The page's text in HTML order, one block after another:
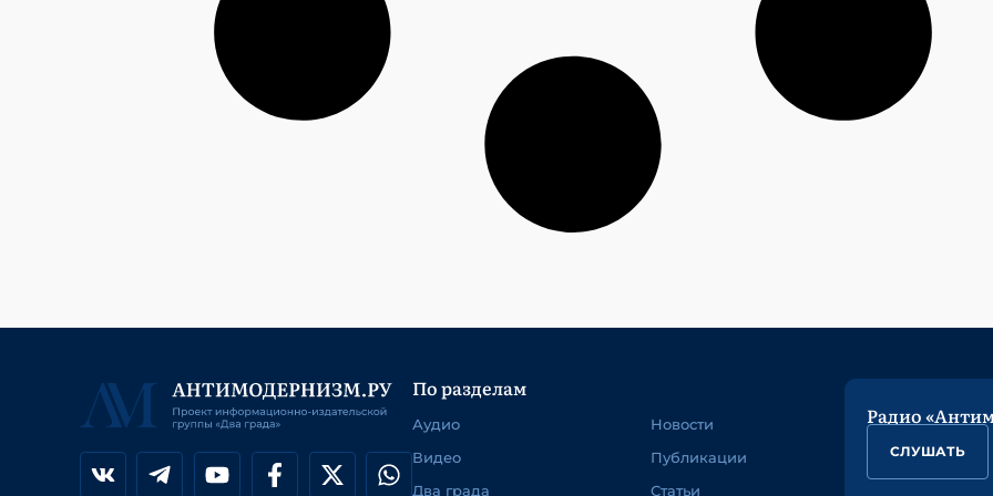
По разделам
Аудио
Видео
Два града
Новости
Публикации
Статьи
Радио
СЛУШАТЬ